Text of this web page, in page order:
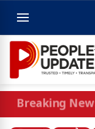
Breaking